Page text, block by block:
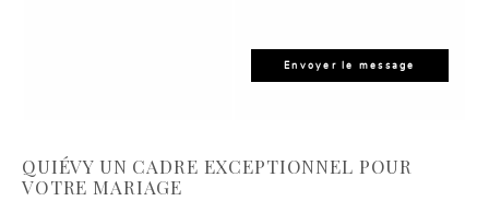
QUIÉVY UN CADRE EXCEPTIONNEL POUR
VOTRE MARIAGE